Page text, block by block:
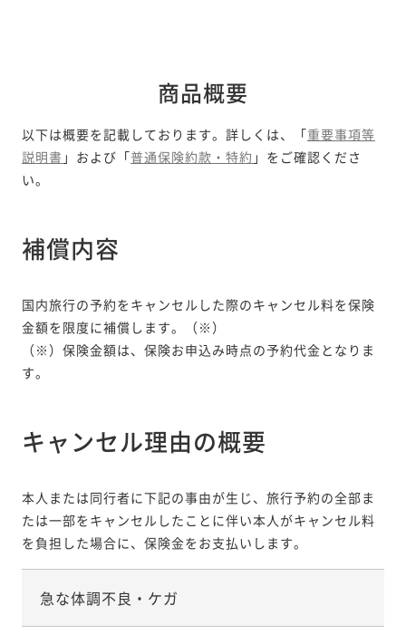
商品概要
以下は概要を記載しております。詳しくは、「重要事項等
説明書 」および「普通保険約款・特約 」をご確認くださ
い。
補償内容
国内旅行の予約をキャンセルした際のキャンセル料を保険
金額を限度に補償します。（※）
（※）保険金額は、保険お申込み時点の予約代金となりま
す。
キャンセル理由の概要
本人または同行者に下記の事由が生じ、旅行予約の全部ま
たは一部をキャンセルしたことに伴い本人がキャンセル料
を負担した場合に、保険金をお支払いします。
急な体調不良・ケガ